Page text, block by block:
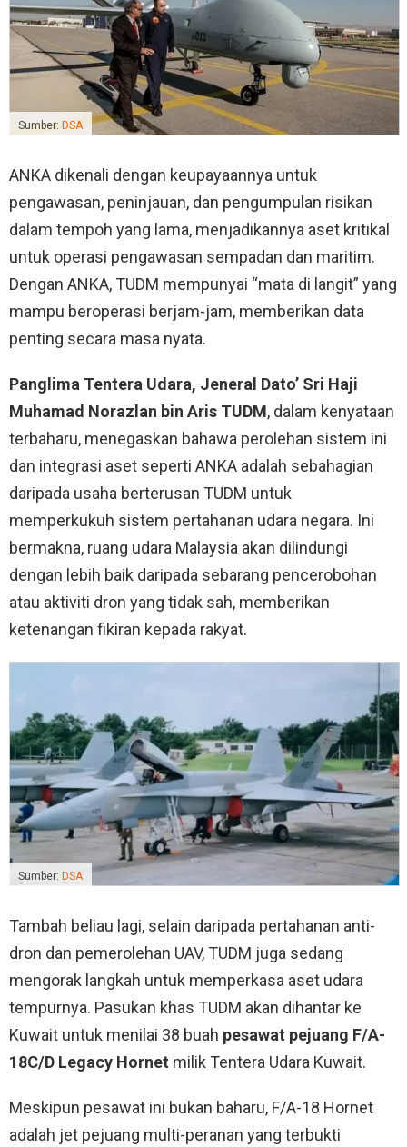
Sumber: DSA
ANKA dikenali dengan keupayaannya untuk
pengawasan, peninjauan, dan pengumpulan risikan
dalam tempoh yang lama, menjadikannya aset kritikal
untuk operasi pengawasan sempadan dan maritim.
Dengan ANKA, TUDM mempunyai “mata di langit” yang
mampu beroperasi berjam-jam, memberikan data
penting secara masa nyata.
Panglima Tentera Udara, Jeneral Dato’ Sri Haji
Muhamad Norazlan bin Aris TUDM, dalam kenyataan
terbaharu, menegaskan bahawa perolehan sistem ini
dan integrasi aset seperti ANKA adalah sebahagian
daripada usaha berterusan TUDM untuk
memperkukuh sistem pertahanan udara negara. Ini
bermakna, ruang udara Malaysia akan dilindungi
dengan lebih baik daripada sebarang pencerobohan
atau aktiviti dron yang tidak sah, memberikan
ketenangan fikiran kepada rakyat.
Sumber: DSA
Tambah beliau lagi, selain daripada pertahanan anti-
dron dan pemerolehan UAV, TUDM juga sedang
mengorak langkah untuk memperkasa aset udara
tempurnya. Pasukan khas TUDM akan dihantar ke
Kuwait untuk menilai 38 buah pesawat pejuang F/A-
18C/D Legacy Hornet milik Tentera Udara Kuwait.
Meskipun pesawat ini bukan baharu, F/A-18 Hornet
adalah jet pejuang multi-peranan yang terbukti